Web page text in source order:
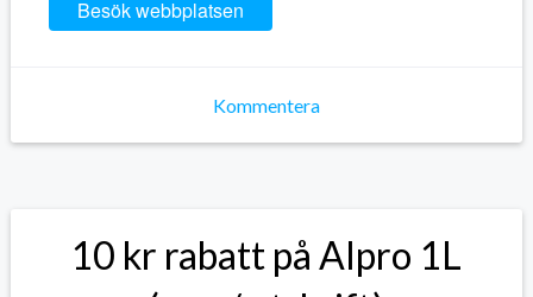
Besök webbplatsen
Kommentera
10 kr rabatt på Alpro 1L